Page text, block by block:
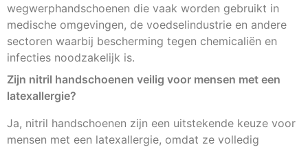
wegwerphandschoenen die vaak worden gebruikt in
medische omgevingen, de voedselindustrie en andere
sectoren waarbij bescherming tegen chemicaliën en
infecties noodzakelijk is.
Zijn nitril handschoenen veilig voor mensen met een
latexallergie?
Ja, nitril handschoenen zijn een uitstekende keuze voor
mensen met een latexallergie, omdat ze volledig